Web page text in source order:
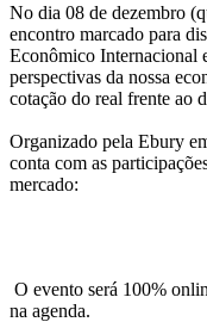
No dia 08 de dezembro
encontro marcado para
Econômico Internacional
perspectivas da nossa
cotação do real frente ao
Organizado pela Ebury
conta com as
mercado:
O evento será 100%
na agenda.